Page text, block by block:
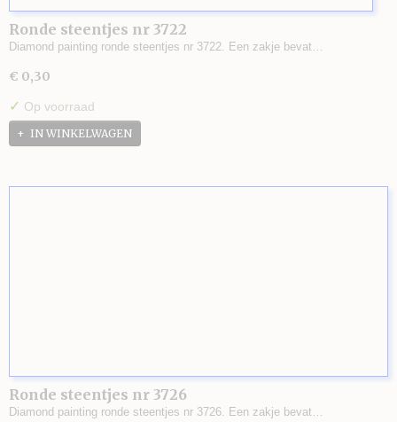
Ronde steentjes nr 3722
Diamond painting ronde steentjes nr 3722. Een zakje bevat…
€ 0,30
✓ Op voorraad
IN WINKELWAGEN
Ronde steentjes nr 3726
Diamond painting ronde steentjes nr 3726. Een zakje bevat…